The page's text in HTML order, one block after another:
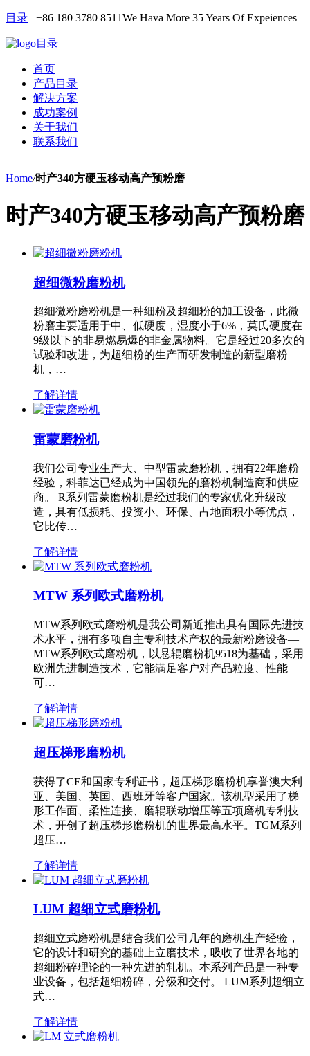
目录 +86 180 3780 8511We Hava More 35 Years Of Expeiences
目录
首页
产品目录
解决方案
成功案例
关于我们
联系我们
Home/时产340方硬玉移动高产预粉磨
时产340方硬玉移动高产预粉磨
超细微粉磨粉机
超细微粉磨粉机是一种细粉及超细粉的加工设备，此微
粉磨主要适用于中、低硬度，湿度小于6%，莫氏硬度在
9级以下的非易燃易爆的非金属物料。它是经过20多次的
试验和改进，为超细粉的生产而研发制造的新型磨粉
机，…
了解详情
雷蒙磨粉机
我们公司专业生产大、中型雷蒙磨粉机，拥有22年磨粉
经验，科菲达已经成为中国领先的磨粉机制造商和供应
商。 R系列雷蒙磨粉机是经过我们的专家优化升级改
造，具有低损耗、投资小、环保、占地面积小等优点，
它比传…
了解详情
MTW 系列欧式磨粉机
MTW系列欧式磨粉机是我公司新近推出具有国际先进技
术水平，拥有多项自主专利技术产权的最新粉磨设备—
MTW系列欧式磨粉机，以悬辊磨粉机9518为基础，采用
欧洲先进制造技术，它能满足客户对产品粒度、性能
可…
了解详情
超压梯形磨粉机
获得了CE和国家专利证书，超压梯形磨粉机享誉澳大利
亚、美国、英国、西班牙等客户国家。该机型采用了梯
形工作面、柔性连接、磨辊联动增压等五项磨机专利技
术，开创了超压梯形磨粉机的世界最高水平。TGM系列
超压…
了解详情
LUM 超细立式磨粉机
超细立式磨粉机是结合我们公司几年的磨机生产经验，
它的设计和研究的基础上立磨技术，吸收了世界各地的
超细粉碎理论的一种先进的轧机。本系列产品是一种专
业设备，包括超细粉碎，分级和交付。 LUM系列超细立
式…
了解详情